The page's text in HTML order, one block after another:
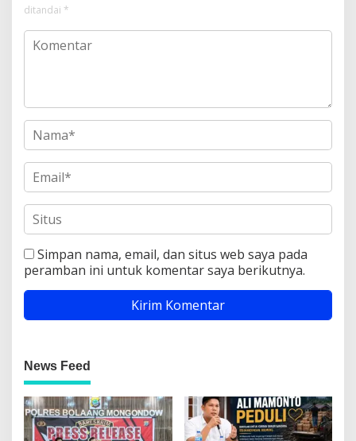
ditandai *
Simpan nama, email, dan situs web saya pada
peramban ini untuk komentar saya berikutnya.
News Feed